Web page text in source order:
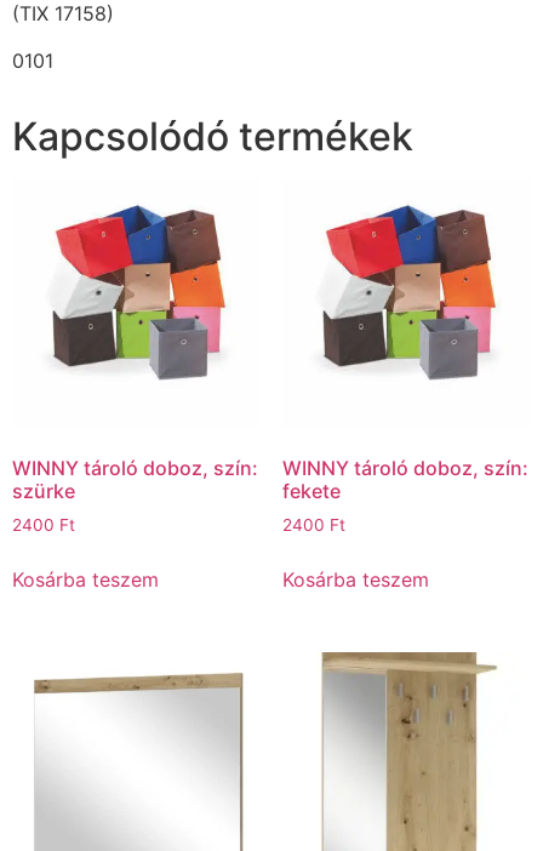
(TIX 17158)
0101
Kapcsolódó termékek
WINNY tároló doboz, szín:
szürke
2400 Ft
Kosárba teszem
WINNY tároló doboz, szín:
fekete
2400 Ft
Kosárba teszem